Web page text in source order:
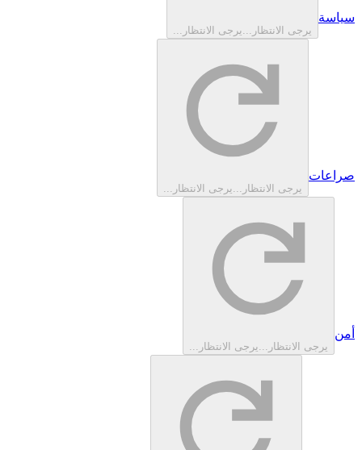
سياسة
يرجى الانتظار...يرجى الانتظار...
صراعات‎
يرجى الانتظار...يرجى الانتظار...
أمن‎
يرجى الانتظار...يرجى الانتظار...